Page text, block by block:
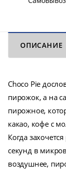
ОПИСАНИЕ
Choco Pie
пирожок, а на
пирожное,
какао, кофе с
Когда
секунд в
воздушнее,